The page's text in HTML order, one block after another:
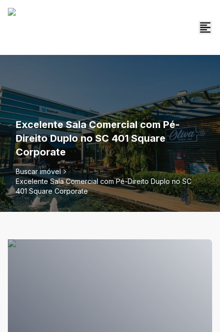
Excelente Sala Comercial com Pé-
Direito Duplo no SC 401 Square
Corporate
Buscar imóvel
Excelente Sala Comercial com Pé-Direito Duplo no SC
401 Square Corporate